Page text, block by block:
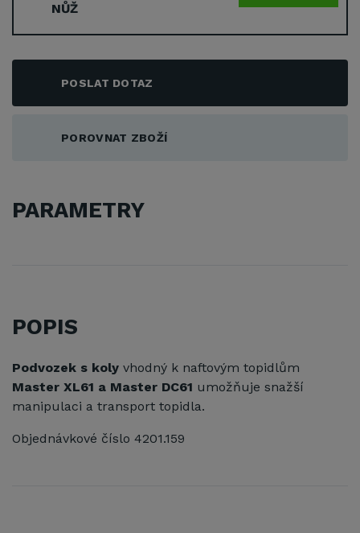
POSLAT DOTAZ
POROVNAT ZBOŽÍ
PARAMETRY
POPIS
Podvozek s koly vhodný k naftovým topidlům
Master XL61 a Master DC61 umožňuje snažší
manipulaci a transport topidla.
Objednávkové číslo 4201.159